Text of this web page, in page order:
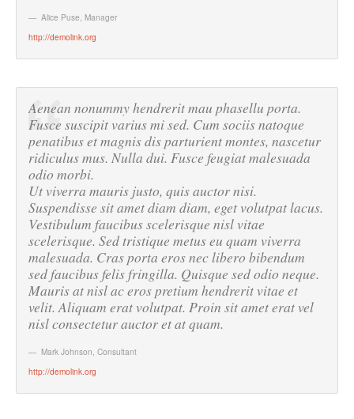
Alice Puse, Manager
http://demolink.org
Aenean nonummy hendrerit mau phasellu porta.
Fusce suscipit varius mi sed. Cum sociis natoque
penatibus et magnis dis parturient montes, nascetur
ridiculus mus. Nulla dui. Fusce feugiat malesuada
odio morbi.
Ut viverra mauris justo, quis auctor nisi.
Suspendisse sit amet diam diam, eget volutpat lacus.
Vestibulum faucibus scelerisque nisl vitae
scelerisque. Sed tristique metus eu quam viverra
malesuada. Cras porta eros nec libero bibendum
sed faucibus felis fringilla. Quisque sed odio neque.
Mauris at nisl ac eros pretium hendrerit vitae et
velit. Aliquam erat volutpat. Proin sit amet erat vel
nisl consectetur auctor et at quam.
Mark Johnson, Consultant
http://demolink.org